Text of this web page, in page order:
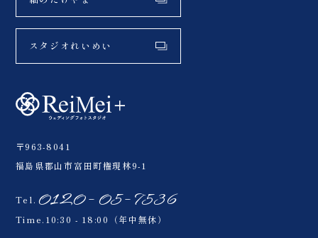
〒963-8041
福島県郡山市富田町権現林9-1
Tel. 0120-05-7536
Time.10:30 - 18:00（年中無休）
スタジオれいめい